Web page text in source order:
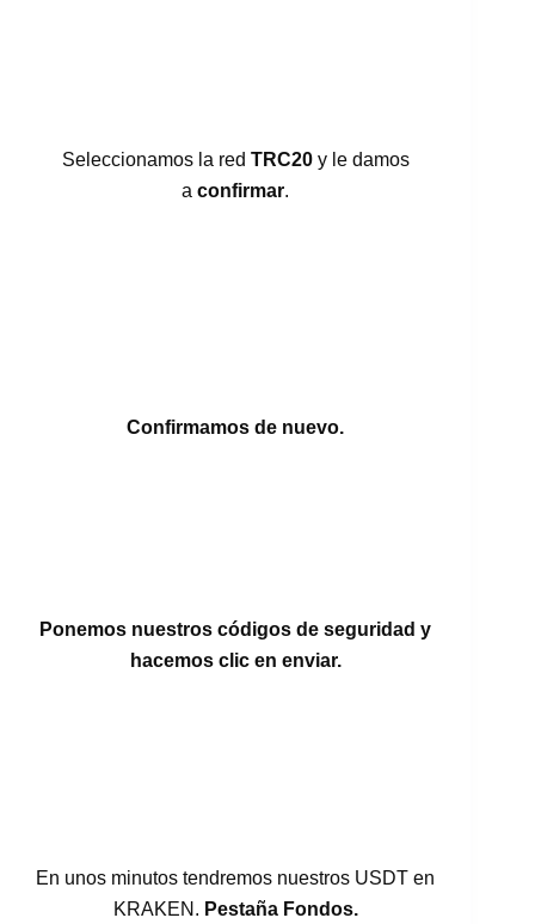
Seleccionamos la red TRC20y le damos
aconfirmar.
Confirmamos de nuevo.
Ponemos nuestros códigos de seguridad y
hacemos clic en enviar.
En unos minutos tendremos nuestros USDT en
KRAKEN. Pestaña Fondos.